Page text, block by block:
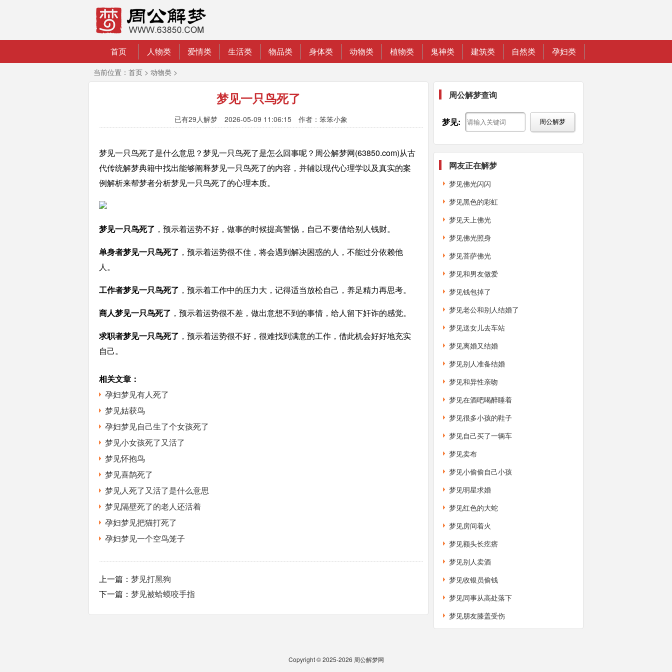
首页 人物类 爱情类 生活类 物品类 身体类 动物类 植物类 鬼神类 建筑类 自然类 孕妇类
当前位置： 首页 > 动物类 >
梦见一只鸟死了
已有29人解梦 2026-05-09 11:06:15 作者：笨笨小象
梦见一只鸟死了是什么意思？梦见一只鸟死了是怎么回事呢？周公解梦网(63850.com)从古
代传统解梦典籍中找出能够阐释梦见一只鸟死了的内容，并辅以现代心理学以及真实的案
例解析来帮梦者分析梦见一只鸟死了的心理本质。
梦见一只鸟死了 ，预示着运势不好，做事的时候提高警惕，自己不要借给别人钱财。
单身者梦见一只鸟死了 ，预示着运势很不佳，将会遇到解决困惑的人，不能过分依赖他
人。
工作者梦见一只鸟死了 ，预示着工作中的压力大，记得适当放松自己，养足精力再思考。
商人梦见一只鸟死了 ，预示着运势很不差，做出意想不到的事情，给人留下奸诈的感觉。
求职者梦见一只鸟死了 ，预示着运势很不好，很难找到满意的工作，借此机会好好地充实
自己。
相关文章：
孕妇梦见有人死了
梦见姑获鸟
孕妇梦见自己生了个女孩死了
梦见小女孩死了又活了
梦见怀抱鸟
梦见喜鹊死了
梦见人死了又活了是什么意思
梦见隔壁死了的老人还活着
孕妇梦见把猫打死了
孕妇梦见一个空鸟笼子
上一篇： 梦见打黑狗
下一篇： 梦见被蛤蟆咬手指
周公解梦查询
梦见: 周公解梦
网友正在解梦
梦见佛光闪闪
梦见黑色的彩虹
梦见天上佛光
梦见佛光照身
梦见菩萨佛光
梦见和男友做爱
梦见钱包掉了
梦见老公和别人结婚了
梦见送女儿去车站
梦见离婚又结婚
梦见别人准备结婚
梦见和异性亲吻
梦见在酒吧喝醉睡着
梦见很多小孩的鞋子
梦见自己买了一辆车
梦见卖布
梦见小偷偷自己小孩
梦见明星求婚
梦见红色的大蛇
梦见房间着火
梦见额头长疙瘩
梦见别人卖酒
梦见收银员偷钱
梦见同事从高处落下
梦见朋友膝盖受伤
Copyright © 2025-2026 周公解梦网